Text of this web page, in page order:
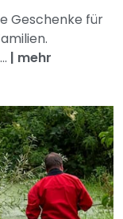
Geschenke für
| mehr